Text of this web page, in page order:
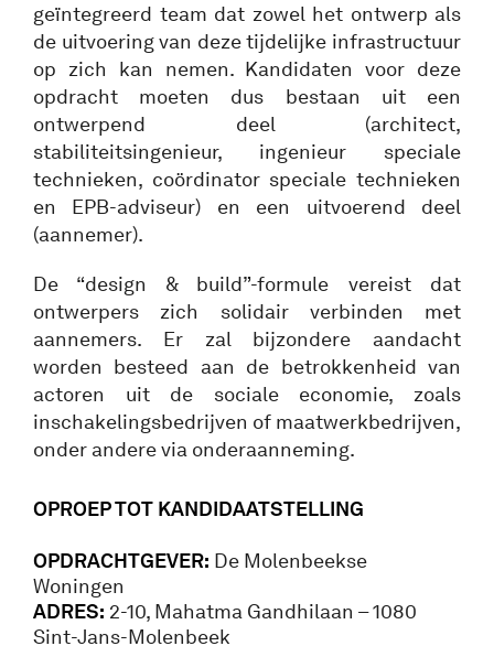
geïntegreerd team dat zowel het ontwerp als
de uitvoering van deze tijdelijke infrastructuur
op zich kan nemen. Kandidaten voor deze
opdracht moeten dus bestaan uit een
ontwerpend deel (architect,
stabiliteitsingenieur, ingenieur speciale
technieken, coördinator speciale technieken
en EPB-adviseur) en een uitvoerend deel
(aannemer).
De “design & build”-formule vereist dat
ontwerpers zich solidair verbinden met
aannemers. Er zal bijzondere aandacht
worden besteed aan de betrokkenheid van
actoren uit de sociale economie, zoals
inschakelingsbedrijven of maatwerkbedrijven,
onder andere via onderaanneming.
OPROEP TOT KANDIDAATSTELLING
OPDRACHTGEVER: De Molenbeekse
Woningen
ADRES: 2-10, Mahatma Gandhilaan – 1080
Sint-Jans-Molenbeek